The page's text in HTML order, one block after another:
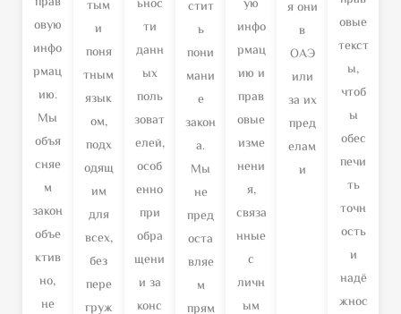
овую
инфо
рмац
ию.
Мы
объя
сняе
м
закон
объе
ктив
но,
не
тым
и
поня
тным
язык
ом,
подх
одящ
им
для
всех,
без
пере
груж
ьнос
ти
данн
ых
поль
зоват
елей,
особ
енно
при
обра
щени
и за
конс
стит
ь
пони
мани
е
закон
а.
Мы
не
пред
оста
вляе
м
прям
ую
инфо
рмац
ию и
прав
овые
изме
нени
я,
связа
нные
с
личн
ым
я они
в
ОАЭ
или
за их
пред
елам
и
овые
текст
ы,
чтоб
ы
обес
печи
ть
точн
ость
и
надё
жнос